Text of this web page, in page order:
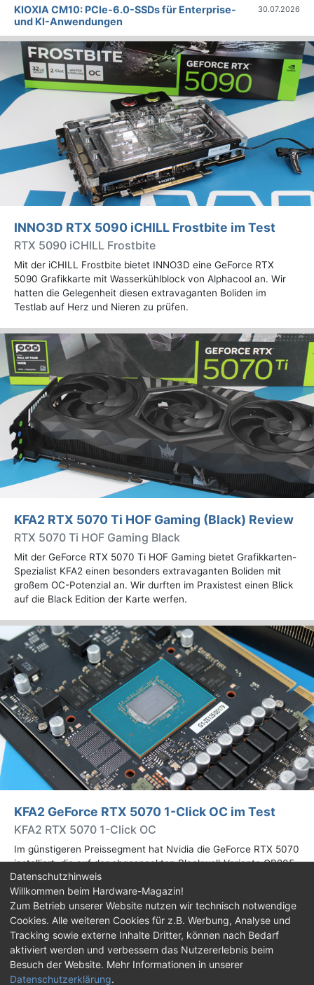
KIOXIA CM10: PCIe-6.0-SSDs für Enterprise-
und KI-Anwendungen
30.07.2026
INNO3D RTX 5090 iCHILL Frostbite im Test
RTX 5090 iCHILL Frostbite
Mit der iCHILL Frostbite bietet INNO3D eine GeForce RTX
5090 Grafikkarte mit Wasserkühlblock von Alphacool an. Wir
hatten die Gelegenheit diesen extravaganten Boliden im
Testlab auf Herz und Nieren zu prüfen.
KFA2 RTX 5070 Ti HOF Gaming (Black) Review
RTX 5070 Ti HOF Gaming Black
Mit der GeForce RTX 5070 Ti HOF Gaming bietet Grafikkarten-
Spezialist KFA2 einen besonders extravaganten Boliden mit
großem OC-Potenzial an. Wir durften im Praxistest einen Blick
auf die Black Edition der Karte werfen.
KFA2 GeForce RTX 5070 1-Click OC im Test
KFA2 RTX 5070 1-Click OC
Im günstigeren Preissegment hat Nvidia die GeForce RTX 5070
installiert, die auf der abgespeckten Blackwell-Variante GB205
basiert. Wir haben uns ein Custom-Design von Hersteller KFA2
im Test genauer angesehen.
Impressum| Kontakt |Jobs |Datenschutz |
Consent‑Einstellungen |Haftungsausschluss
Feed Facebook
Datenschutzhinweis
Willkommen beim Hardware-Magazin!
Zum Betrieb unserer Website nutzen wir technisch notwendige
Cookies. Alle weiteren Cookies für z.B. Werbung, Analyse und
Tracking sowie externe Inhalte Dritter, können nach Bedarf
aktiviert werden und verbessern das Nutzererlebnis beim
Besuch der Website. Mehr Informationen in unserer
Datenschutzerklärung.